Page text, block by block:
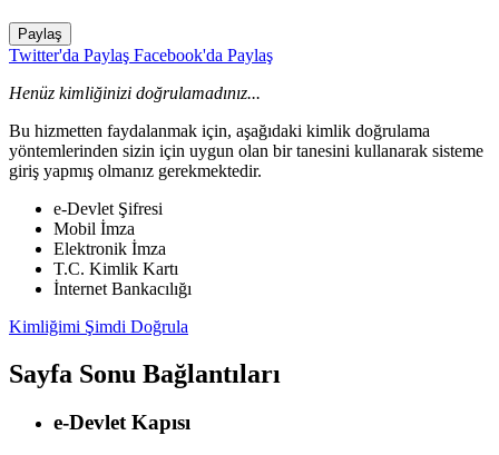
Paylaş
Twitter'da Paylaş Facebook'da Paylaş
Henüz kimliğinizi doğrulamadınız...
Bu hizmetten faydalanmak için, aşağıdaki kimlik doğrulama
yöntemlerinden sizin için uygun olan bir tanesini kullanarak sisteme
giriş yapmış olmanız gerekmektedir.
e-Devlet Şifresi
Mobil İmza
Elektronik İmza
T.C. Kimlik Kartı
İnternet Bankacılığı
Kimliğimi Şimdi Doğrula
Sayfa Sonu Bağlantıları
e-Devlet Kapısı